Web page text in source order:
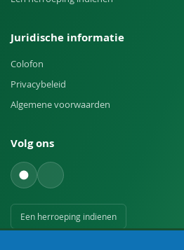
Juridische informatie
Colofon
Privacybeleid
Algemene voorwaarden
Volg ons
Een herroeping indienen